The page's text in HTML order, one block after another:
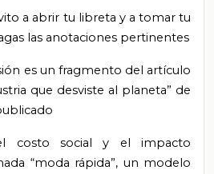
a abrir tu libreta y a tomar tu
las anotaciones pertinentes
es un fragmento del artículo
que desviste al planeta” de
costo social y el impacto
“moda rápida”, un modelo